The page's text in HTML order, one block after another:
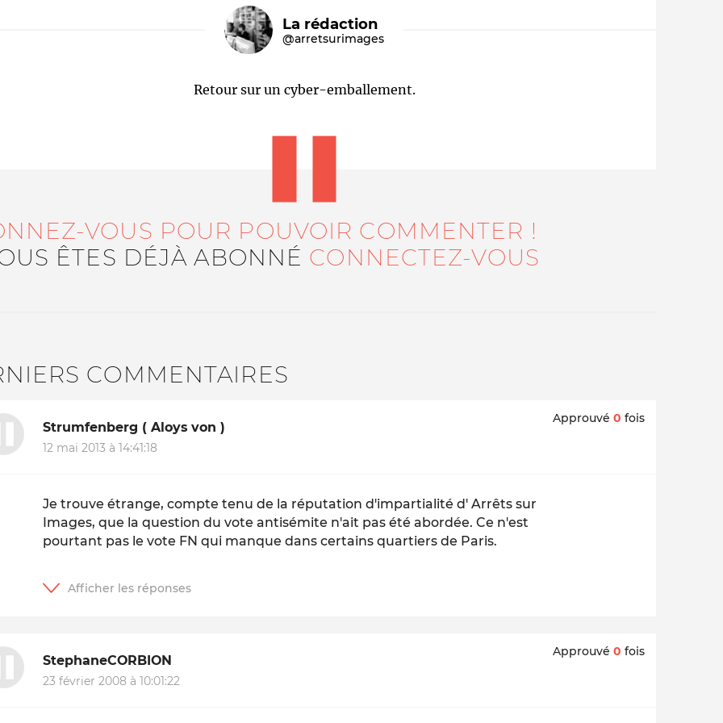
La rédaction
@arretsurimages
Retour sur un cyber-emballement.
VOUS POUR POUVOIR COMMENTER !
ÊTES DÉJÀ ABONNÉ CONNECTEZ-VOUS
COMMENTAIRES
Strumfenberg ( Aloys von )
12 mai 2013 à 14:41:18
Approuvé 0 fois
Je trouve étrange, compte tenu de la réputation d'impartialité d' Arrêts sur
Images, que la question du vote antisémite n'ait pas été abordée. Ce n'est
pourtant pas le vote FN qui manque dans certains quartiers de Paris.
StephaneCORBION
23 février 2008 à 10:01:22
Approuvé 0 fois